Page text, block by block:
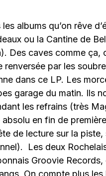
albums qu’on rêve
ou la Cantine de
Des caves comme ça,
par les
dans ce LP. Les
garage du matin. Ils
les refrains (très
en fin de
de lecture sur la piste,
Les deux
Groovie
On compte plus les